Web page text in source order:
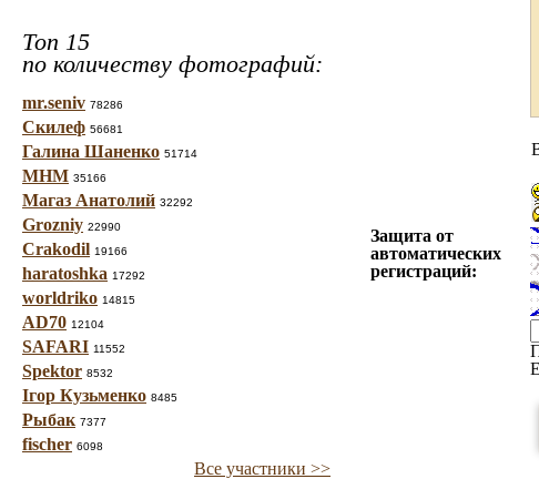
Топ 15
по количеству фотографий:
mr.seniv 78286
Скилеф 56681
Галина Шаненко 51714
МНМ 35166
Магаз Анатолий 32292
Grozniy 22990
Crakodil 19166
haratoshka 17292
worldriko 14815
AD70 12104
SAFARI 11552
Spektor 8532
Ігор Кузьменко 8485
Рыбак 7377
fischer 6098
Все участники >>
Защита от
автоматических
регистраций: